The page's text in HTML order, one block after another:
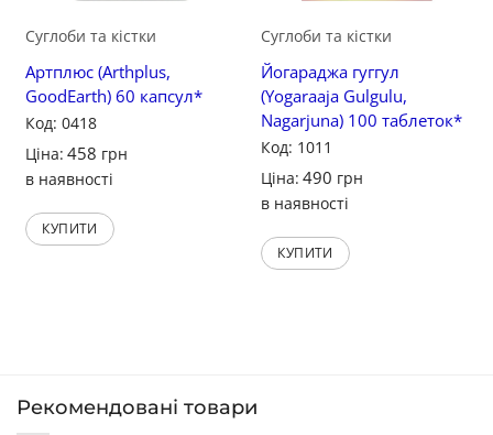
Суглоби та кістки
Артплюс (Arthplus,
GoodEarth) 60 капсул*
Код: 0418
Ціна: 458 грн
в наявності
КУПИТИ
Суглоби та кістки
Йогараджа гуггул
(Yogaraaja Gulgulu,
Nagarjuna) 100 таблеток*
Код: 1011
Ціна: 490 грн
в наявності
КУПИТИ
Рекомендовані товари